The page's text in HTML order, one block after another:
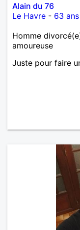
Alain du 76
Le Havre - 63 ans
Homme
amoureuse
Juste pour faire